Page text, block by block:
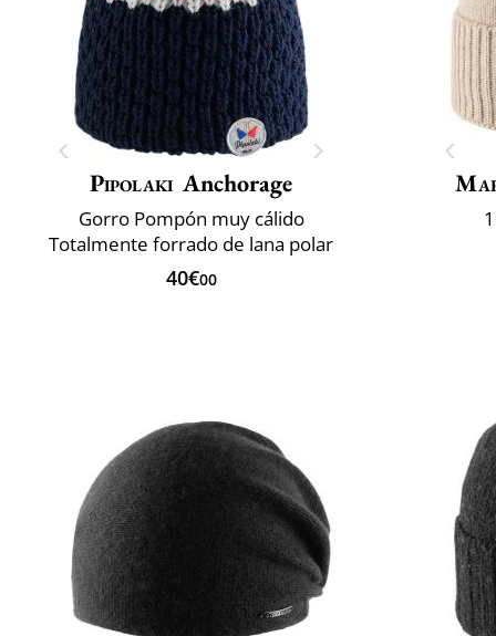
Pipolaki Anchorage
Gorro Pompón muy cálido
Totalmente forrado de lana polar
40€00